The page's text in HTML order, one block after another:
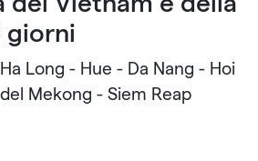
giorni
Long - Hue - Da Nang - Hoi
Mekong - Siem Reap